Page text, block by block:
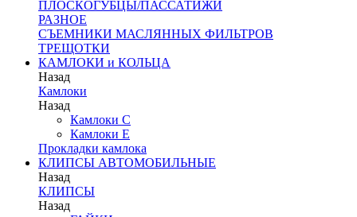
ПЛОСКОГУБЦЫ/ПАССАТИЖИ
РАЗНОЕ
СЪЕМНИКИ МАСЛЯННЫХ ФИЛЬТРОВ
ТРЕЩОТКИ
КАМЛОКИ и КОЛЬЦА
Назад
Камлоки
Назад
Камлоки C
Камлоки Е
Прокладки камлока
КЛИПСЫ АВТОМОБИЛЬНЫЕ
Назад
КЛИПСЫ
Назад